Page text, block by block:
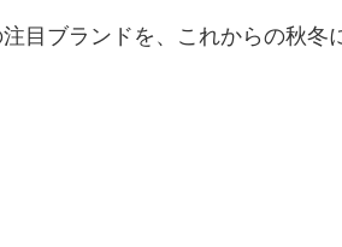
目ブランドを、これからの秋冬